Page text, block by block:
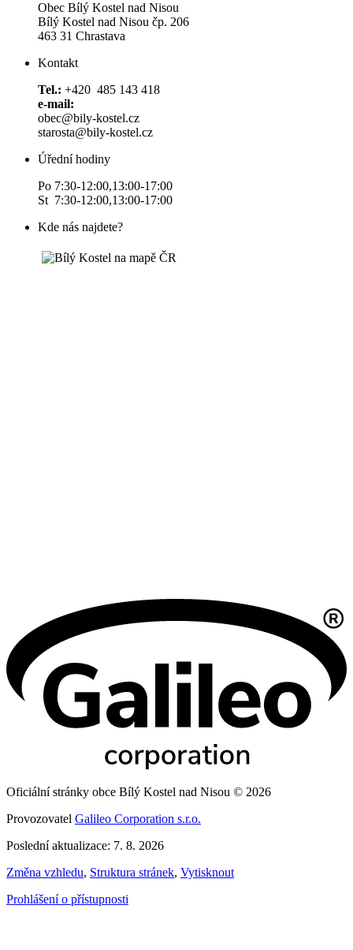
Obec Bílý Kostel nad Nisou
Bílý Kostel nad Nisou čp. 206
463 31 Chrastava
Kontakt
Tel.: +420 485 143 418
e-mail:
obec@bily-kostel.cz
starosta@bily-kostel.cz
Úřední hodiny
Po 7:30-12:00,13:00-17:00
St 7:30-12:00,13:00-17:00
Kde nás najdete?
Oficiální stránky obce Bílý Kostel nad Nisou © 2026
Provozovatel Galileo Corporation s.r.o.
Poslední aktualizace: 7. 8. 2026
Změna vzhledu, Struktura stránek, Vytisknout
Prohlášení o přístupnosti